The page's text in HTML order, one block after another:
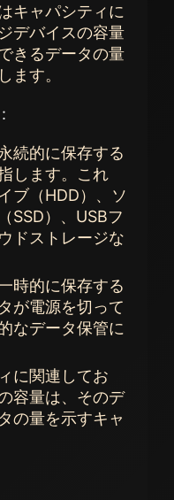
キャパシティに
デバイスの容量
きるデータの量
ます。
続的に保存する
します。これ
ブ（HDD）、ソ
SSD）、USBフ
ドストレージな
時的に保存する
が電源を切って
なデータ保管に
に関連してお
容量は、そのデ
の量を示すキャ